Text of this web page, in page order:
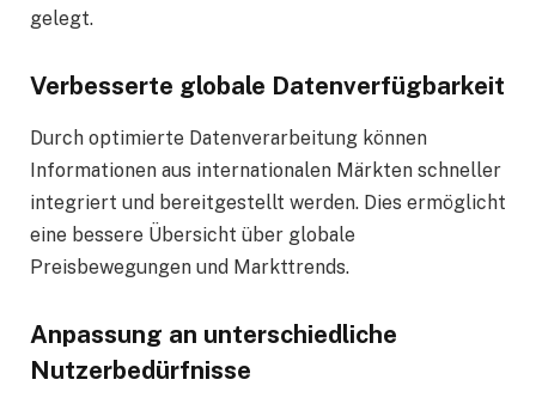
gelegt.
Verbesserte globale Datenverfügbarkeit
Durch optimierte Datenverarbeitung können
Informationen aus internationalen Märkten schneller
integriert und bereitgestellt werden. Dies ermöglicht
eine bessere Übersicht über globale
Preisbewegungen und Markttrends.
Anpassung an unterschiedliche
Nutzerbedürfnisse